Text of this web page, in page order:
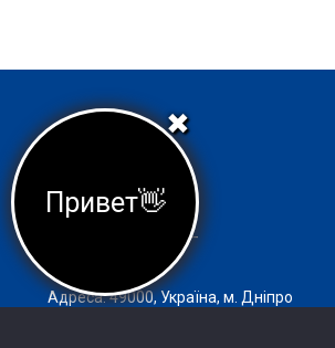
Агеція StudentWay –
комфортний вступ
Адреса: 49000, Україна, м. Дніпро
✖
Привет👋